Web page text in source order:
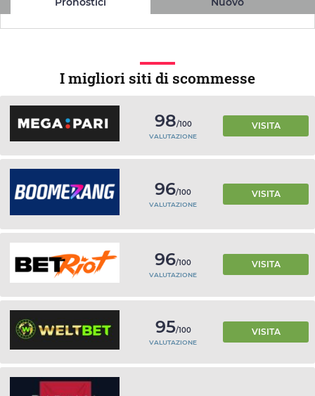
I migliori siti di scommesse
98/100
VALUTAZIONE
VISITA
96/100
VALUTAZIONE
VISITA
96/100
VALUTAZIONE
VISITA
95/100
VALUTAZIONE
VISITA